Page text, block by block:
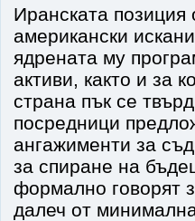
Иранската позиция
американски
ядрената му
активи, както и за
страна пък се
посредници
ангажименти за
за спиране на
формално говорят
далеч от